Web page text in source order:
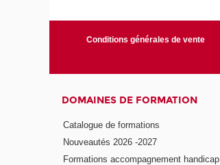
Conditions générales de vente
DOMAINES DE FORMATION
Catalogue de formations
Nouveautés 2026 -2027
Formations accompagnement handicap